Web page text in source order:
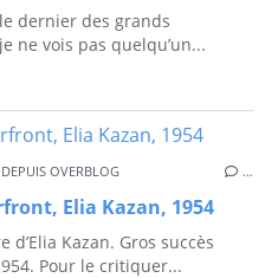
dernier des grands
ne vois pas quelqu’un...
OVERBLOG …
Elia Kazan, 1954
Kazan. Gros succès
Pour le critiquer...